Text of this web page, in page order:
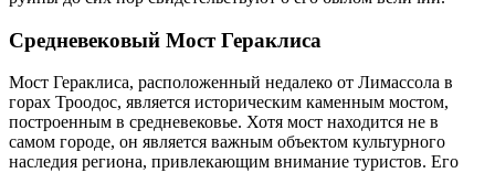
Средневековый Мост Гераклиса
Мост Гераклиса, расположенный недалеко от Лимассола в
горах Троодос, является историческим каменным мостом,
построенным в средневековье. Хотя мост находится не в
самом городе, он является важным объектом культурного
наследия региона, привлекающим внимание туристов. Его